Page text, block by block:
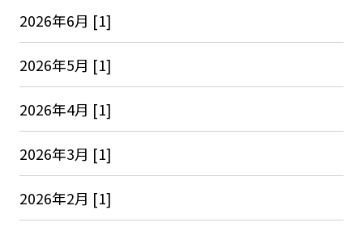
2026年6月 [1]
2026年5月 [1]
2026年4月 [1]
2026年3月 [1]
2026年2月 [1]